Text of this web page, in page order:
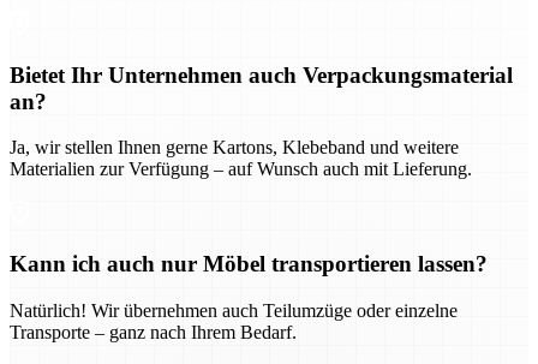
Bietet Ihr Unternehmen auch Verpackungsmaterial
an?
Ja, wir stellen Ihnen gerne Kartons, Klebeband und weitere
Materialien zur Verfügung – auf Wunsch auch mit Lieferung.
Kann ich auch nur Möbel transportieren lassen?
Natürlich! Wir übernehmen auch Teilumzüge oder einzelne
Transporte – ganz nach Ihrem Bedarf.